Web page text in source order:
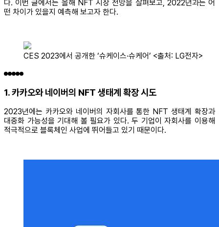
다. 이번 글에서는 올해 NFT 시장 전망을 살펴보고, 2022년과는 어
떤 차이가 있을지 예측해 보고자 한다.
CES 2023에서 공개한 ‘슈케이스·슈케어’ <출처: LG전자>
1. 카카오와 네이버의 NFT 생태계 확장 시도
2023년에는 카카오와 네이버의 자회사를 통한 NFT 생태계 확장과
대중화 가능성을 기대해 볼 필요가 있다. 두 기업이 자회사를 이용해
적극적으로 블록체인 사업에 뛰어들고 있기 때문이다.